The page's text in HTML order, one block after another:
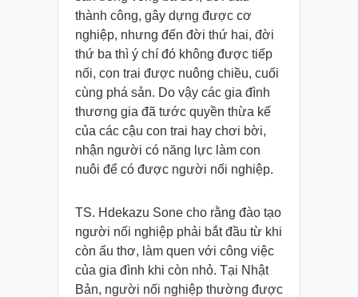
thành công, gây dựng được cơ
nghiệp, nhưng đến đời thứ hai, đời
thứ ba thì ý chí đó không được tiếp
nối, con trai được nuông chiều, cuối
cùng phá sản. Do vậy các gia đình
thương gia đã tước quyền thừa kế
của các cậu con trai hay chơi bời,
nhận người có năng lực làm con
nuôi để có được người nối nghiệp.
TS. Hdekazu Sone cho rằng đào tạo
người nối nghiệp phải bắt đầu từ khi
còn ấu thơ, làm quen với công việc
của gia đình khi còn nhỏ. Tại Nhật
Bản, người nối nghiệp thường được